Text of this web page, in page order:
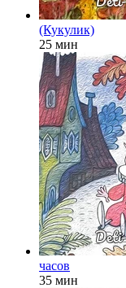
(Кукулик)
25 мин
часов
35 мин